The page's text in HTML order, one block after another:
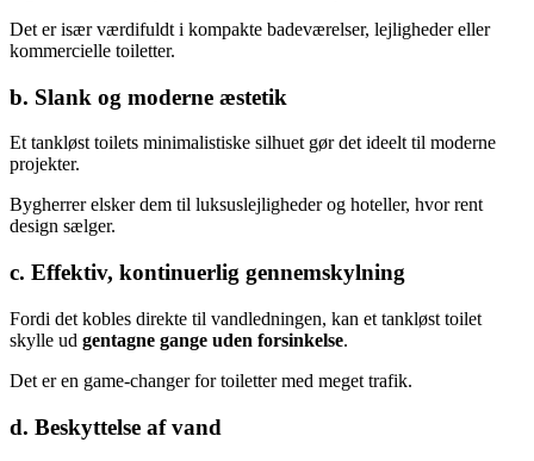
Det er især værdifuldt i kompakte badeværelser, lejligheder eller
kommercielle toiletter.
b. Slank og moderne æstetik
Et tankløst toilets minimalistiske silhuet gør det ideelt til moderne
projekter.
Bygherrer elsker dem til luksuslejligheder og hoteller, hvor rent
design sælger.
c. Effektiv, kontinuerlig gennemskylning
Fordi det kobles direkte til vandledningen, kan et tankløst toilet
skylle ud gentagne gange uden forsinkelse.
Det er en game-changer for toiletter med meget trafik.
d. Beskyttelse af vand